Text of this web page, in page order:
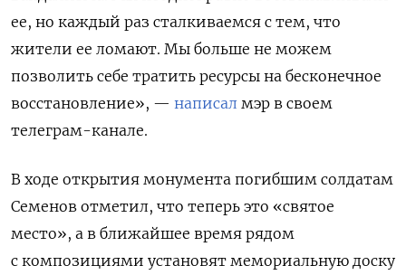
ее, но каждый раз сталкиваемся с тем, что
жители ее ломают. Мы больше не можем
позволить себе тратить ресурсы на бесконечное
восстановление», — написал мэр в своем
телеграм-канале.
В ходе открытия монумента погибшим солдатам
Семенов отметил, что теперь это «святое
место», а в ближайшее время рядом
с композициями установят мемориальную доску